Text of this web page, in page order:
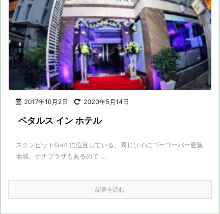
2017年10月2日 2020年5月14日
ペタルス イン ホテル
スクンビットSoi4 に位置している。同じソイにゴーゴーバー密集
地域、ナナプラザもあるので ...
記事を読む